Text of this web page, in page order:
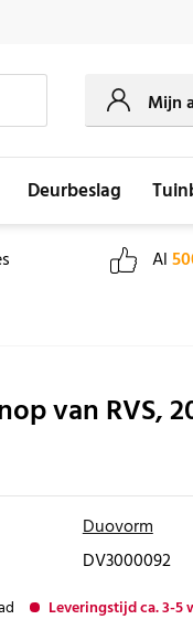
Mijn
Deurbeslag
Al
van RVS,
Duovorm
DV3000092
Leveringstijd ca. 3-5